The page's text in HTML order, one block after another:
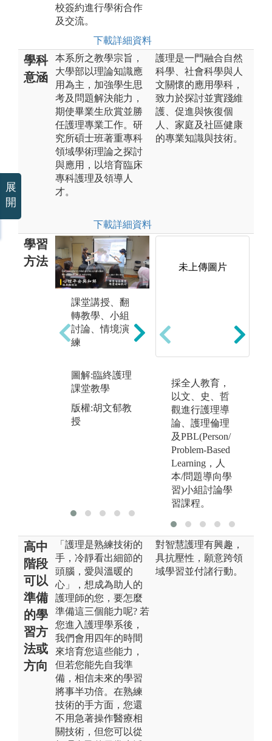
校簽約進行學術合作
及交流。
下載詳細資料
學科
意涵
本系所之教學宗旨，
大學部以理論知識應
用為主，加強學生思
考及問題解決能力，
期使畢業生欣賞並勝
任護理專業工作。研
究所碩士班著重專科
領域學術理論之探討
與應用，以培育臨床
專科護理及領導人
才。
下載詳細資料
護理是一門融合自然
科學、社會科學與人
文關懷的應用學科，
致力於探討並實踐維
護、促進與恢復個
人、家庭及社區健康
的專業知識與技術。
學習
方法
課堂講授、翻
轉教學、小組
討論、情境演
練
圖解:臨終護理
課堂教學
版權:胡文郁教
授
外參訪: 於台大
醫院及台北市
之健康中心實
護相關機構，
讓學生有實際
接觸及照顧病
人之經驗及能
力
圖解:醫院參訪
版權:臺大護理
學系
未上傳圖片
採全人教育，
以文、史、哲
觀進行護理導
論、護理倫理
及PBL(Person/
Problem-Based
Learning，人
本/問題導向學
習)小組討論學
習課程。
高中
階段
可以
準備
的學
習方
法或
方向
「護理是熟練技術的
手，冷靜看出細節的
頭腦，愛與溫暖的
心」，想成為助人的
護理師的您，要怎麼
準備這三個能力呢? 若
您進入護理學系後，
我們會用四年的時間
來培育您這些能力，
但若您能先自我準
備，相信未來的學習
將事半功倍。在熟練
技術的手方面，您還
不用急著操作醫療相
關技術，但您可以從
對智慧護理有興趣，
具抗壓性，願意跨領
域學習並付諸行動。
展
開